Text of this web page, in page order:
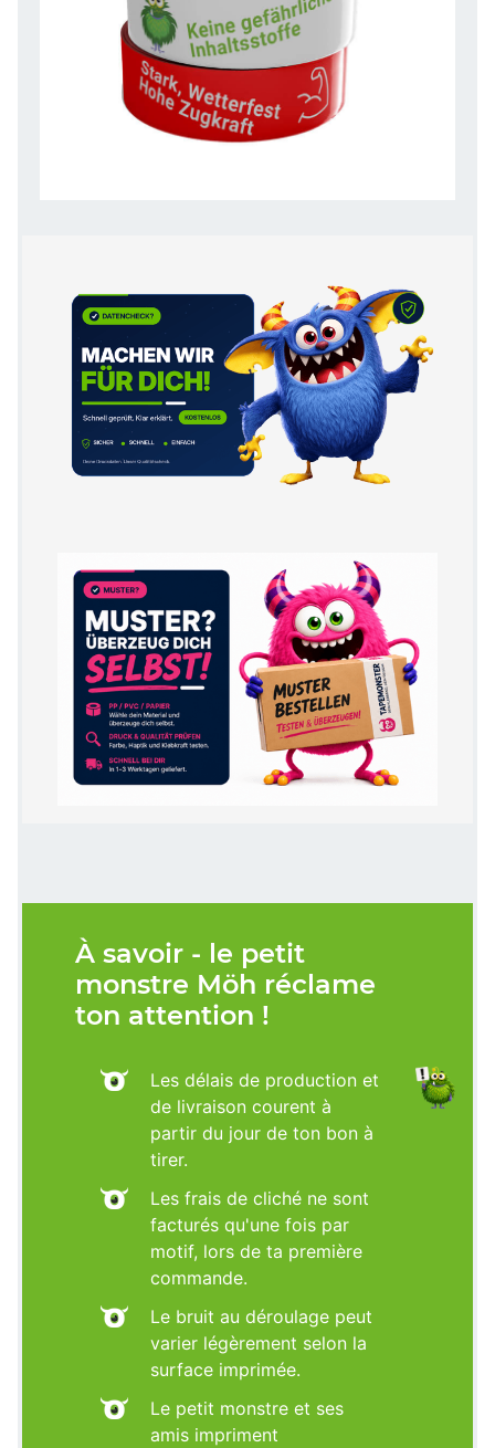
À savoir - le petit
monstre Möh réclame
ton attention !
Les délais de production et
de livraison courent à
partir du jour de ton bon à
tirer.
Les frais de cliché ne sont
facturés qu'une fois par
motif, lors de ta première
commande.
Le bruit au déroulage peut
varier légèrement selon la
surface imprimée.
Le petit monstre et ses
amis impriment